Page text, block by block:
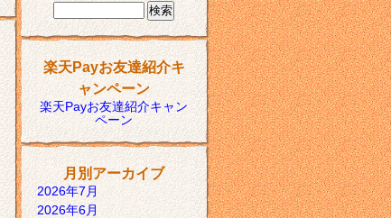
楽天Payお友達紹介キ
ャンペーン
楽天Payお友達紹介キャン
ペーン
月別アーカイブ
2026年7月
2026年6月